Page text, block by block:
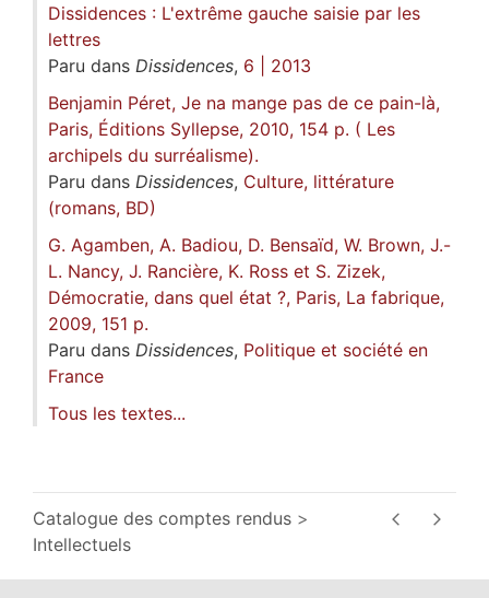
Dissidences : L'extrême gauche saisie par les
lettres
Paru dans Dissidences, 6 | 2013
Benjamin Péret, Je na mange pas de ce pain-là,
Paris, Éditions Syllepse, 2010, 154 p. ( Les
archipels du surréalisme).
Paru dans Dissidences, Culture, littérature
(romans, BD)
G. Agamben, A. Badiou, D. Bensaïd, W. Brown, J.-
L. Nancy, J. Rancière, K. Ross et S. Zizek,
Démocratie, dans quel état ?, Paris, La fabrique,
2009, 151 p.
Paru dans Dissidences, Politique et société en
France
Tous les textes...
Catalogue des comptes rendus
Intellectuels